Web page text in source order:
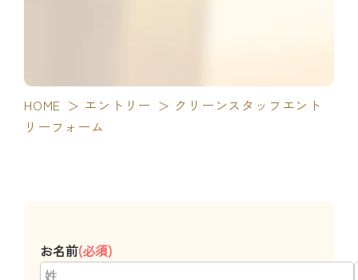
HOME エントリー
クリーンスタッフエント
リーフォーム
お名前(必須)